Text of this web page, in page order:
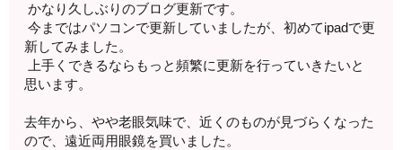
かなり久しぶりのブログ更新です。
今まではパソコンで更新していましたが、初めてipadで更
新してみました。
上手くできるならもっと頻繁に更新を行っていきたいと
思います。
去年から、やや老眼気味で、近くのものが見づらくなった
ので、遠近両用眼鏡を買いました。